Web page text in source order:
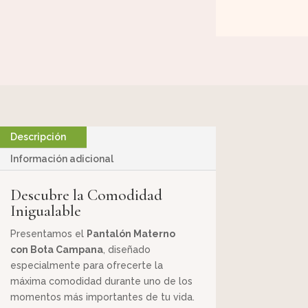
Descripción
Información adicional
Descubre la Comodidad
Inigualable
Presentamos el Pantalón Materno
con Bota Campana , diseñado
especialmente para ofrecerte la
máxima comodidad durante uno de los
momentos más importantes de tu vida.